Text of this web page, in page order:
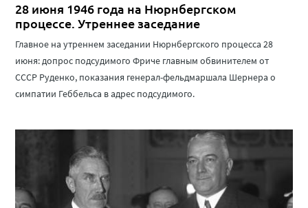
28 июня 1946 года на Нюрнбергском
процессе. Утреннее заседание
Главное на утреннем заседании Нюрнбергского процесса 28
июня: допрос подсудимого Фриче главным обвинителем от
СССР Руденко, показания генерал-фельдмаршала Шернера о
симпатии Геббельса в адрес подсудимого.